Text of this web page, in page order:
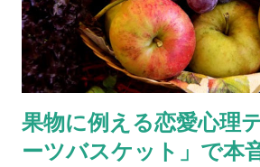
果物に例える恋愛心理
ーツバスケット」で本